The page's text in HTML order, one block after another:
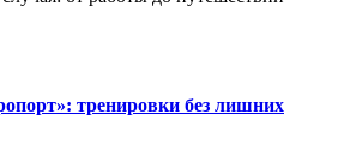
тренировки без лишних